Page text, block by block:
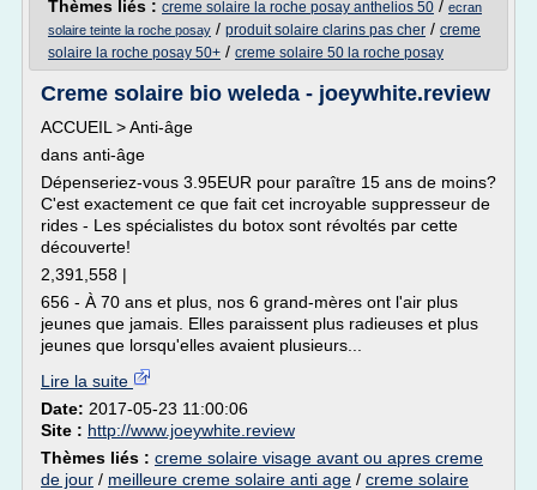
Thèmes liés : creme solaire la roche posay anthelios 50 / ecran
solaire teinte la roche posay / produit solaire clarins pas cher / creme
solaire la roche posay 50+ / creme solaire 50 la roche posay
Creme solaire bio weleda - joeywhite.review
ACCUEIL > Anti-âge
dans anti-âge
Dépenseriez-vous 3.95EUR pour paraître 15 ans de moins?
C'est exactement ce que fait cet incroyable suppresseur de
rides - Les spécialistes du botox sont révoltés par cette
découverte!
2,391,558 |
656 - À 70 ans et plus, nos 6 grand-mères ont l'air plus
jeunes que jamais. Elles paraissent plus radieuses et plus
jeunes que lorsqu'elles avaient plusieurs...
Lire la suite
Date: 2017-05-23 11:00:06
Site : http://www.joeywhite.review
Thèmes liés : creme solaire visage avant ou apres creme
de jour / meilleure creme solaire anti age / creme solaire